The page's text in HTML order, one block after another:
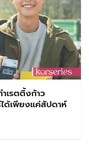
เรตติ้งก้าว
ด้เพียงแค่สัปดาห์